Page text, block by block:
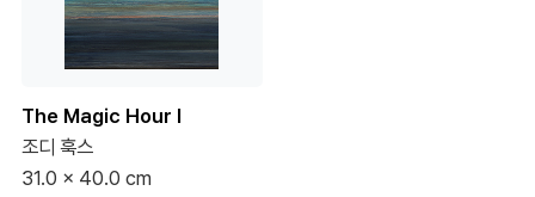
The Magic Hour I
조디 훅스
31.0 x 40.0 cm